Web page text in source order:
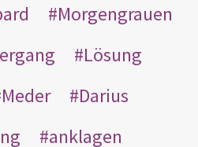
Morgengrauen
Lösung
Meder
Darius
anklagen